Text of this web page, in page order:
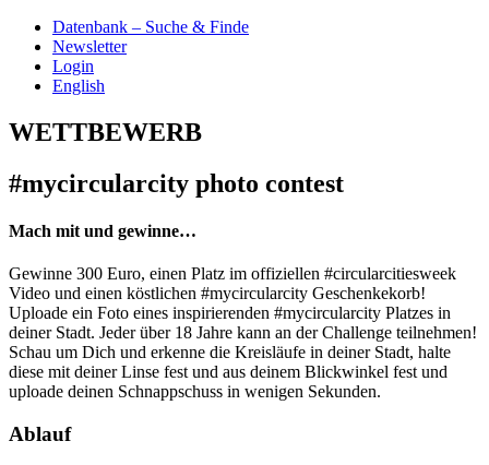
Datenbank – Suche & Finde
Newsletter
Login
English
WETTBEWERB
#mycircularcity photo contest
Mach mit und gewinne…
Gewinne 300 Euro, einen Platz im offiziellen #circularcitiesweek
Video und einen köstlichen #mycircularcity Geschenkekorb!
Uploade ein Foto eines inspirierenden #mycircularcity Platzes in
deiner Stadt. Jeder über 18 Jahre kann an der Challenge teilnehmen!
Schau um Dich und erkenne die Kreisläufe in deiner Stadt, halte
diese mit deiner Linse fest und aus deinem Blickwinkel fest und
uploade deinen Schnappschuss in wenigen Sekunden.
Ablauf